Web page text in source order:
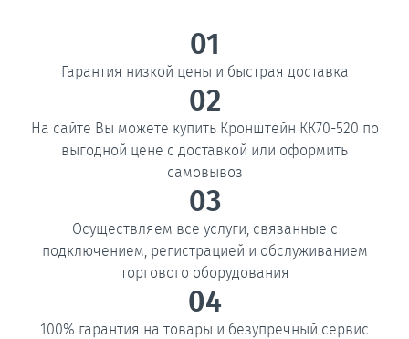
01
Гарантия низкой цены и быстрая доставка
02
На сайте Вы можете купить Кронштейн КК70-520 по
выгодной цене с доставкой или оформить
самовывоз
03
Осуществляем все услуги, связанные с
подключением, регистрацией и обслуживанием
торгового оборудования
04
100% гарантия на товары и безупречный сервис